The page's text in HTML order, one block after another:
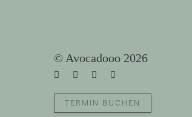
© Avocadooo 2026
TERMIN BUCHEN